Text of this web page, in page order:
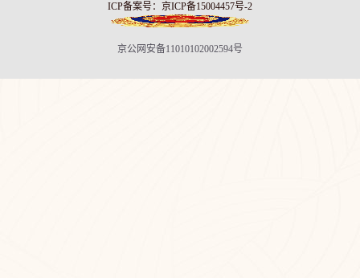
ICP备案号：京ICP备15004457号-2
京公网安备11010102002594号